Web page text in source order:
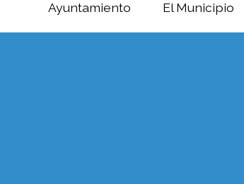
Ayuntamiento El Municipio